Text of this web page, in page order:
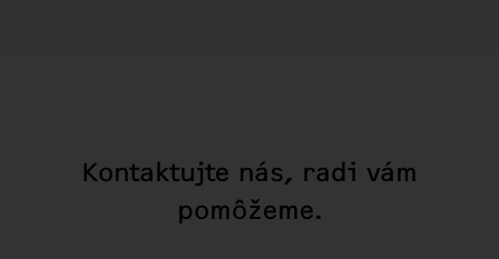
Kontaktujte nás, radi vám
pomôžeme.